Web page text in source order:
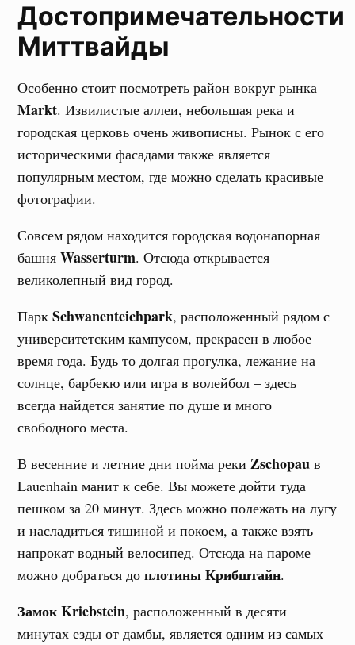
Достопримечательности
Миттвайды
Особенно стоит посмотреть район вокруг рынка
Markt. Извилистые аллеи, небольшая река и
городская церковь очень живописны. Рынок с его
историческими фасадами также является
популярным местом, где можно сделать красивые
фотографии.
Совсем рядом находится городская водонапорная
башняWasserturm. Отсюда открывается
великолепный вид город.
ПаркSchwanenteichpark, расположенный рядом с
университетским кампусом, прекрасен в любое
время года. Будь то долгая прогулка, лежание на
солнце, барбекю или игра в волейбол – здесь
всегда найдется занятие по душе и много
свободного места.
В весенние и летние дни пойма рекиZschopau в
Lauenhain манит к себе. Вы можете дойти туда
пешком за 20 минут. Здесь можно полежать на лугу
и насладиться тишиной и покоем, а также взять
напрокат водный велосипед. Отсюда на пароме
можно добраться доплотины Крибштайн.
Замок Kriebstein, расположенный в десяти
минутах езды от дамбы, является одним из самых